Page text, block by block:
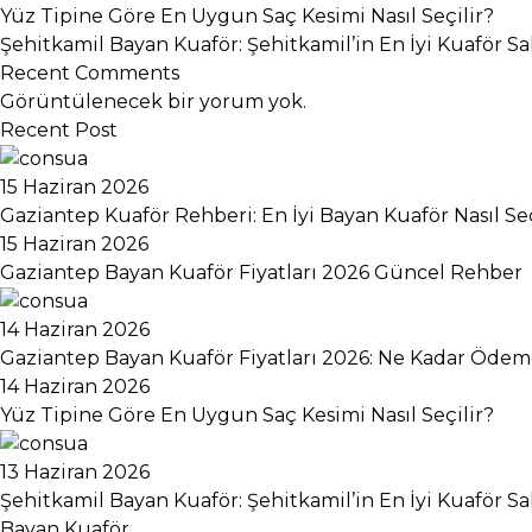
Yüz Tipine Göre En Uygun Saç Kesimi Nasıl Seçilir?
Şehitkamil Bayan Kuaför: Şehitkamil’in En İyi Kuaför
Recent Comments
Görüntülenecek bir yorum yok.
Recent Post
15 Haziran 2026
Gaziantep Kuaför Rehberi: En İyi Bayan Kuaför Nasıl
15 Haziran 2026
Gaziantep Bayan Kuaför Fiyatları 2026 Güncel Rehber
14 Haziran 2026
Gaziantep Bayan Kuaför Fiyatları 2026: Ne Kadar
14 Haziran 2026
Yüz Tipine Göre En Uygun Saç Kesimi Nasıl Seçilir?
13 Haziran 2026
Şehitkamil Bayan Kuaför: Şehitkamil’in En İyi Kuaför